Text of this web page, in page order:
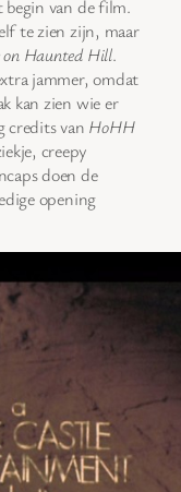
begin van de film.
te zien zijn, maar
on Haunted Hill.
jammer, omdat
kan zien wie er
credits van HoHH
creepy
doen de
opening